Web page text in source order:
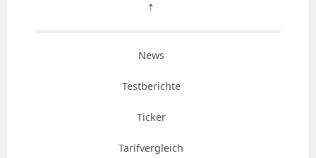
⇡
News
Testberichte
Ticker
Tarifvergleich